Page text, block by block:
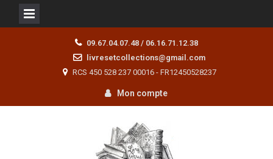
09.67.04.07.48 / 06.16.71.12.38
livresetcollections@gmail.com
RCS 450 528 237 00016 - FR12450528237
Mon compte